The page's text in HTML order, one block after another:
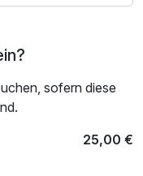
sofern diese
25,00 €